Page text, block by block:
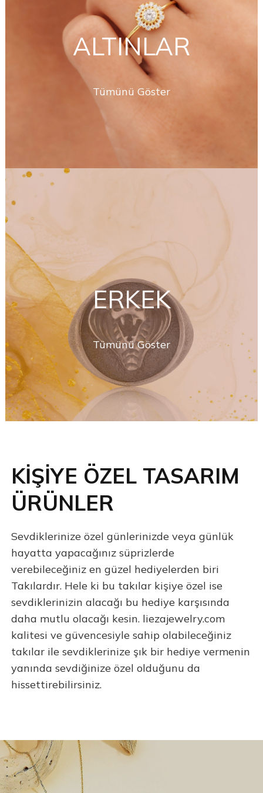
ALTINLAR
Tümünü Göster
ERKEK
Tümünü Göster
KİŞİYE ÖZEL TASARIM
ÜRÜNLER
Sevdiklerinize özel günlerinizde veya günlük
hayatta yapacağınız süprizlerde
verebileceğiniz en güzel hediyelerden biri
Takılardır. Hele ki bu takılar kişiye özel ise
sevdiklerinizin alacağı bu hediye karşısında
daha mutlu olacağı kesin. liezajewelry.com
kalitesi ve güvencesiyle sahip olabileceğiniz
takılar ile sevdiklerinize şık bir hediye vermenin
yanında sevdiğinize özel olduğunu da
hissettirebilirsiniz.